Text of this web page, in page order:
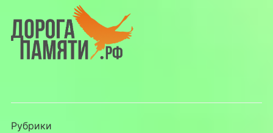
Рубрики